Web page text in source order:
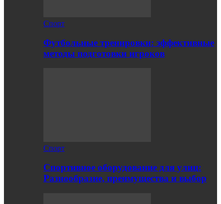
Спорт
Футбольные тренировки: эффективные
методы подготовки игроков
Спорт
Спортивное оборудование для улиц:
Разнообразие, преимущества и выбор